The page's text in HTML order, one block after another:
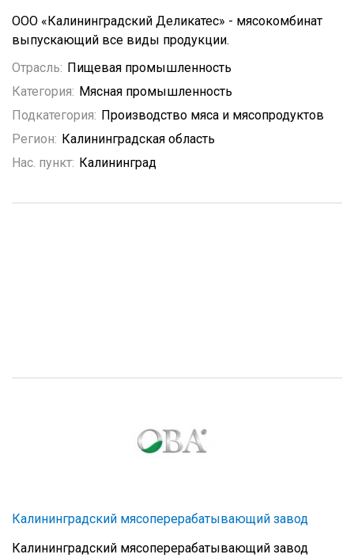
ООО «Калининградский Деликатес» - мясокомбинат
выпускающий все виды продукции.
Отрасль: Пищевая промышленность
Категория: Мясная промышленность
Подкатегория: Производство мяса и мясопродуктов
Регион: Калининградская область
Нас. пункт: Калининград
Калининградский мясоперерабатывающий завод
Калининградский мясоперерабатывающий завод